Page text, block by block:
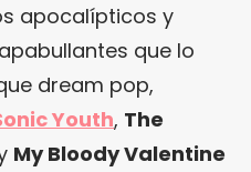
apocalípticos y
que lo
dream pop,
Youth, The
My Bloody Valentine